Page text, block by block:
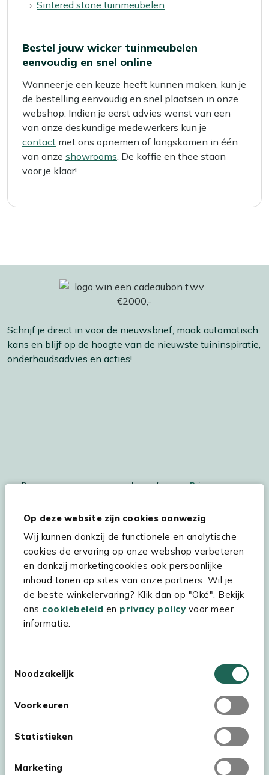
Op deze website zijn cookies aanwezig
Wij kunnen dankzij de functionele en analytische
cookies de ervaring op onze webshop verbeteren
en dankzij marketingcookies ook persoonlijke
inhoud tonen op sites van onze partners. Wil je
de beste winkelervaring? Klik dan op "Oké". Bekijk
ons cookiebeleid en privacy policyvoor meer
informatie.
Noodzakelijk
Voorkeuren
Statistieken
Marketing
Sintered stone tuinmeubelen
Bestel jouw wicker tuinmeubelen
eenvoudig en snel online
Wanneer je een keuze heeft kunnen maken, kun je
de bestelling eenvoudig en snel plaatsen in onze
webshop. Indien je eerst advies wenst van een
van onze deskundige medewerkers kun je
contact met ons opnemen of langskomen in één
van onze showrooms . De koffie en thee staan
voor je klaar!
Schrijf je direct in voor de nieuwsbrief, maak automatisch
kans en blijf op de hoogte van de nieuwste tuininspiratie,
onderhoudsadvies en acties!
De persoonsgegegevens worden conform onsPrivacy
Hulp & service
Assortiment
Kees Smit Tuinmeubelen
Experience Stores XXL